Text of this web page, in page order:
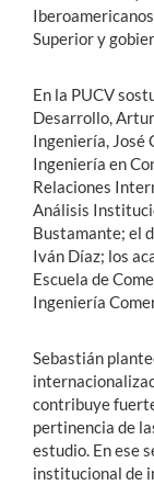
Superior y
En la PUCV
Desarrollo,
Ingeniería, José
Ingeniería en
Relaciones
Análisis
Bustamante; el
Iván Díaz; los
Escuela de
Ingeniería
Sebastián
contribuye
pertinencia de
estudio. En ese
institucional de